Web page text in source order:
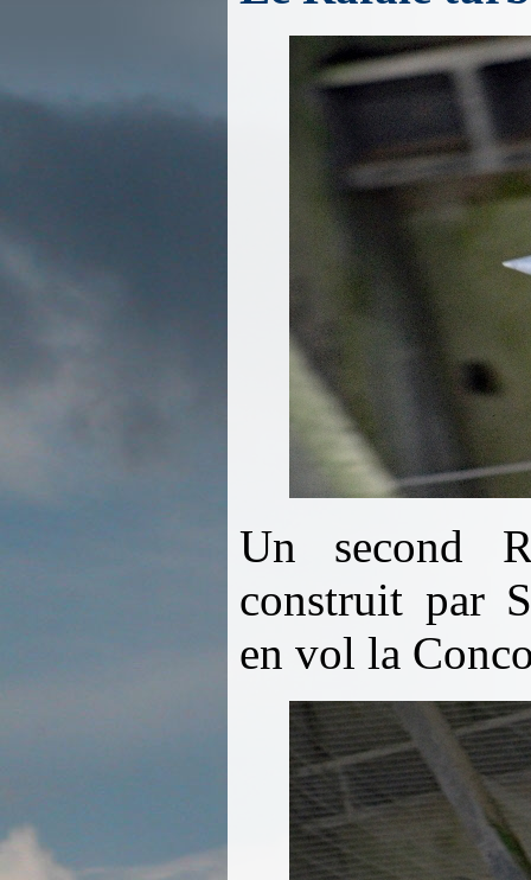
Un second
construit par
en vol la